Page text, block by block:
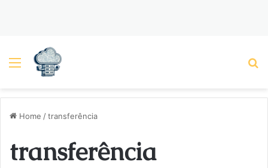
Menu
Home /transferência
transferência